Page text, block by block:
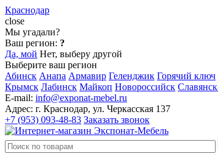
Краснодар
close
Мы угадали?
Ваш регион: ?
Да, мой Нет, выберу другой
Выберите ваш регион
Абинск Анапа Армавир Геленджик Горячий ключ
Крымск Лабинск Майкоп Новороссийск
E-mail: info@exponat-mebel.ru
Адрес: г. Краснодар, ул. Черкасская 137
+7 (953) 093-48-83 Заказать звонок